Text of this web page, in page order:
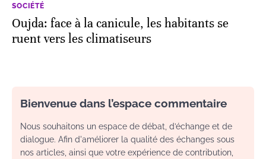
SOCIÉTÉ
Oujda: face à la canicule, les habitants se
ruent vers les climatiseurs
Bienvenue dans l’espace commentaire
Nous souhaitons un espace de débat, d’échange et de
dialogue. Afin d'améliorer la qualité des échanges sous
nos articles, ainsi que votre expérience de contribution,